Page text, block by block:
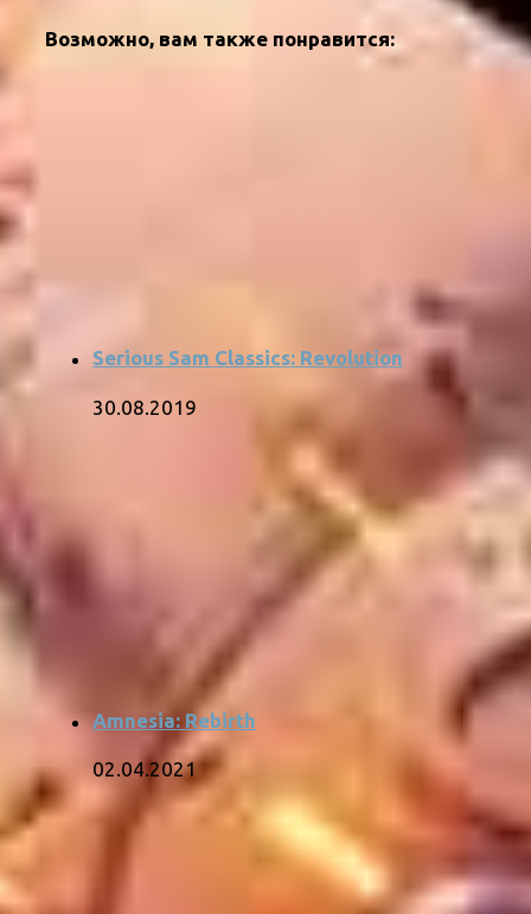
Возможно, вам также понравится:
Serious Sam Classics: Revolution
30.08.2019
Amnesia: Rebirth
02.04.2021